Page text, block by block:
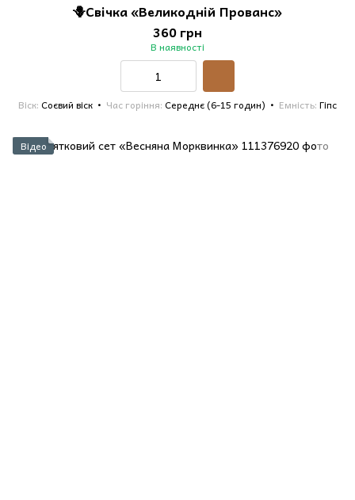
🪻Свічка «Великодній Прованс»
360 грн
В наявності
Віск Соєвий віск Час горіння Середнє (6-15 годин) Емність Гіпс
Відео